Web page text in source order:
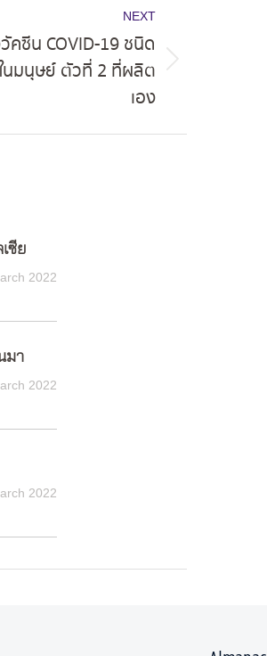
NEXT
คซีน COVID-19 ชนิด
ในมนุษย์ ตัวที่ 2 ที่ผลิต
เอง
เซีย
2022
มา
2022
2022